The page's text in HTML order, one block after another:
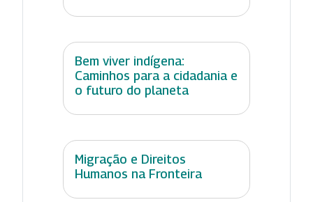
Bem viver indígena:
Caminhos para a cidadania e
o futuro do planeta
Migração e Direitos
Humanos na Fronteira